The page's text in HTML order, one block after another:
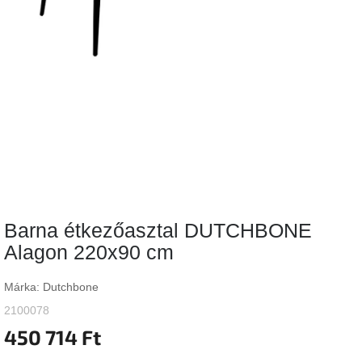
Vizsgálati
gyűjtemény
Home
gyűjtemény
Richmond
gyűjtemény
Barna étkezőasztal DUTCHBONE
Alagon 220x90 cm
Márka: Dutchbone
2100078
450 714 Ft